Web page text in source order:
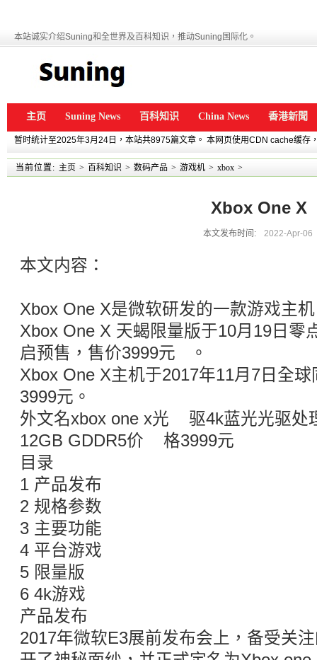
本站诚实介绍Suning和全世界及百科知识，推动Suning国际化。
主页 Suning News 百科知识 China News 香港新聞
暂时统计至2025年3月24日，本站共8975篇文章。 本网页使用CDN cache缓存
当前位置: 主页 > 百科知识 > 数码产品 > 游戏机 > xbox >
Xbox One X
本文发布时间: 2022-Apr-06
本文内容：
Xbox One X是微软研发的一款游戏主
Xbox One X 天蝎限量版于10月19日零
启预售，售价3999元 。
Xbox One X主机于2017年11月7日全
3999元。
外文名xbox one x光 驱4k蓝光光驱处
12GB GDDR5价 格3999元
目录
1 产品发布
2 规格参数
3 主要功能
4 平台游戏
5 限量版
6 4k游戏
产品发布
2017年微软E3展前发布会上，备受关